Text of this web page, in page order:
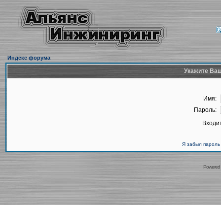
Индекс форума
Укажите
Имя:
Пароль:
Я забыл пароль